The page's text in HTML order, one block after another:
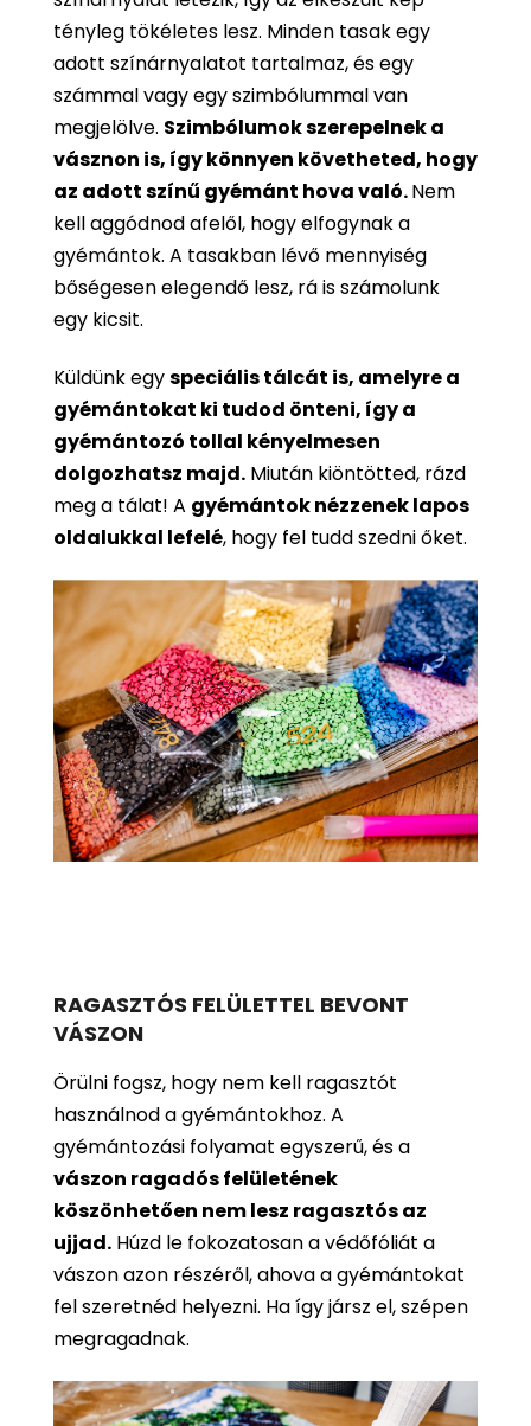
tényleg tökéletes lesz. Minden tasak egy
adott színárnyalatot tartalmaz, és egy
számmal vagy egy szimbólummal van
megjelölve. Szimbólumok szerepelnek a
vásznon is, így könnyen követheted, hogy
az adott színű gyémánt hova való.Nem
kell aggódnod afelől, hogy elfogynak a
gyémántok. A tasakban lévő mennyiség
bőségesen elegendő lesz, rá is számolunk
egy kicsit.
Küldünk egyspeciális tálcát is, amelyre a
gyémántokat ki tudod önteni, így a
gyémántozó tollal kényelmesen
dolgozhatsz majd. Miután kiöntötted, rázd
meg a tálat! A gyémántok nézzenek lapos
oldalukkal lefelé, hogy fel tudd szedni őket.
RAGASZTÓS FELÜLETTEL BEVONT
VÁSZON
Örülni fogsz, hogy nem kell ragasztót
használnod a gyémántokhoz. A
gyémántozási folyamat egyszerű, és a
vászon ragadós felületének
köszönhetően nem lesz ragasztós az
ujjad. Húzd le fokozatosan a védőfóliát a
vászon azon részéről, ahova a gyémántokat
fel szeretnéd helyezni. Ha így jársz el, szépen
megragadnak.